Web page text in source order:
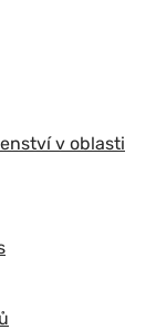
v oblasti